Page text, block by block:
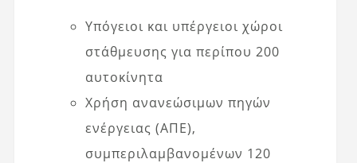
Υπόγειοι και υπέργειοι χώροι
στάθμευσης για περίπου 200
αυτοκίνητα
Χρήση ανανεώσιμων πηγών
ενέργειας (ΑΠΕ),
συμπεριλαμβανομένων 120